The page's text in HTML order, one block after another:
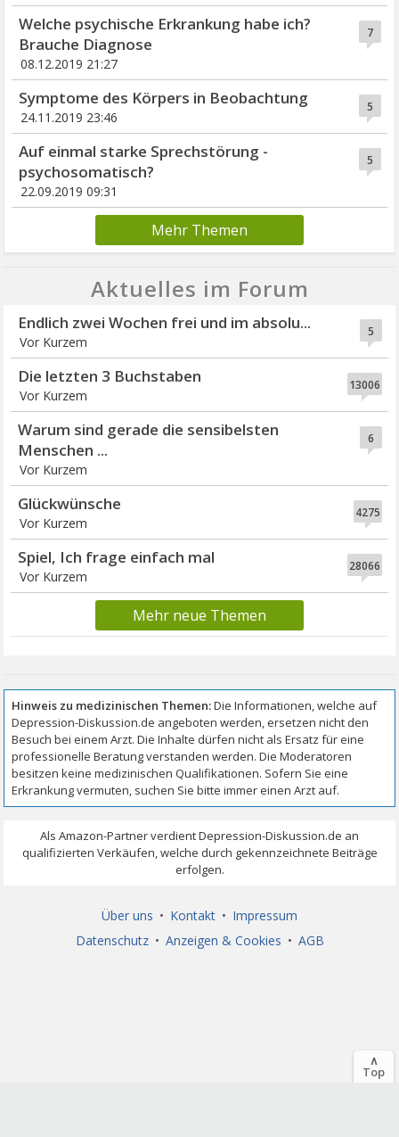
7
Welche psychische Erkrankung habe ich?
Brauche Diagnose
08.12.2019 21:27
5
Symptome des Körpers in Beobachtung
24.11.2019 23:46
5
Auf einmal starke Sprechstörung -
psychosomatisch?
22.09.2019 09:31
Mehr Themen
Aktuelles im Forum
5
Endlich zwei Wochen frei und im absolu...
Vor Kurzem
13006
Die letzten 3 Buchstaben
Vor Kurzem
6
Warum sind gerade die sensibelsten
Menschen ...
Vor Kurzem
4275
Glückwünsche
Vor Kurzem
28066
Spiel, Ich frage einfach mal
Vor Kurzem
Mehr neue Themen
Über uns • Kontakt • Impressum
Datenschutz • Anzeigen & Cookies • AGB
∧
Top